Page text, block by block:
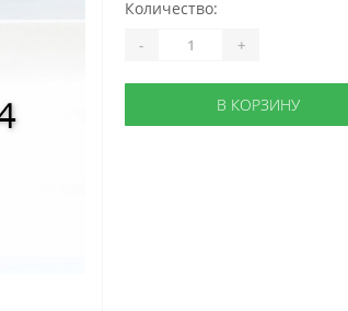
Количество:
- +
В КОРЗИНУ